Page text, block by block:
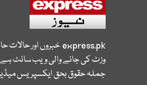
express.pkخبروں اور
وزٹ کی جانے والی ویب سائٹ
جملہ حقوق بحق ایکسپریس